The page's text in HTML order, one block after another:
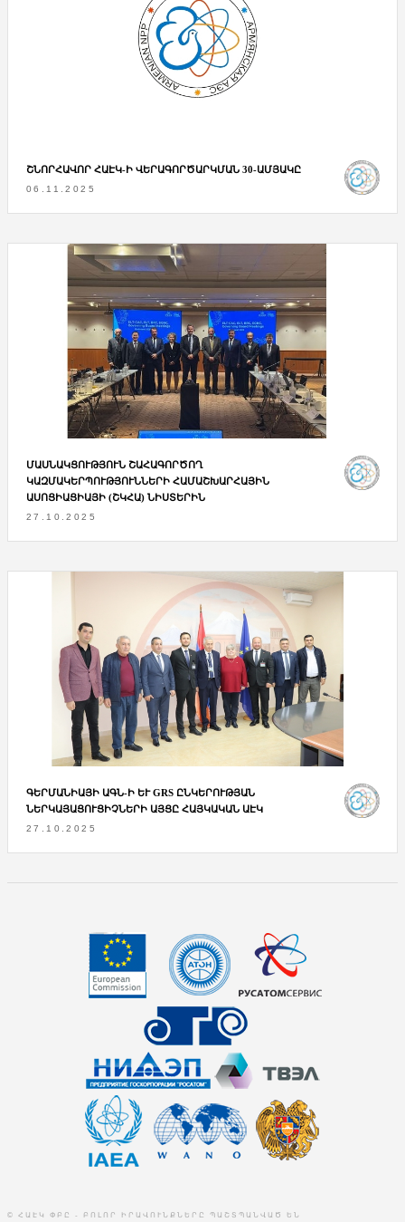
ՇՆՈՐՀԱՎՈՐ ՀԱԷԿ-Ի ՎԵՐԱԳՈՐԾԱՐԿՄԱՆ 30-ԱՄՅԱԿԸ
06.11.2025
ՄԱՍՆԱԿՑՈՒԹՅՈՒՆ ՇԱՀԱԳՈՐԾՈՂ
ԿԱԶՄԱԿԵՐՊՈՒԹՅՈՒՆՆԵՐԻ ՀԱՄԱՇԽԱՐՀԱՅԻՆ
ԱՍՈՑԻԱՑԻԱՅԻ (ՇԿՀԱ) ՆԻՍՏԵՐԻՆ
27.10.2025
ԳԵՐՄԱՆԻԱՅԻ ԱԳՆ-Ի ԵՒ GRS ԸՆԿԵՐՈՒԹՅԱՆ Ն
ԵՐԿԱՅԱՑՈՒՑԻՉՆԵՐԻ ԱՅՑԸ ՀԱՅԿԱԿԱՆ ԱԷԿ
27.10.2025
© ՀԱԷԿ ՓԲԸ - ԲՈԼՈՐ ԻՐԱՎՈՒՆՔՆԵՐԸ ՊԱՇՏՊԱՆՎԱԾ ԵՆ